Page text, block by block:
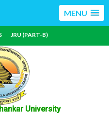
MENU
JRU (PART-B)
University